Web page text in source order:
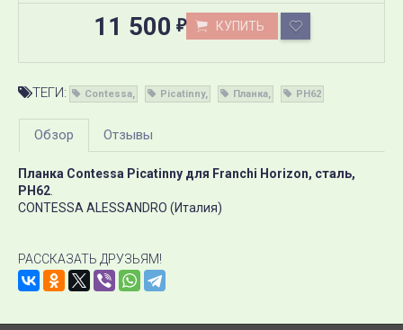
11 500 ₽ КУПИТЬ
ТЕГИ: Contessa Picatinny Планка PH62
Обзор Отзывы
Планка Contessa Picatinny для Franchi Horizon, сталь,
PH62
CONTESSA ALESSANDRO (Италия)
РАССКАЗАТЬ ДРУЗЬЯМ!